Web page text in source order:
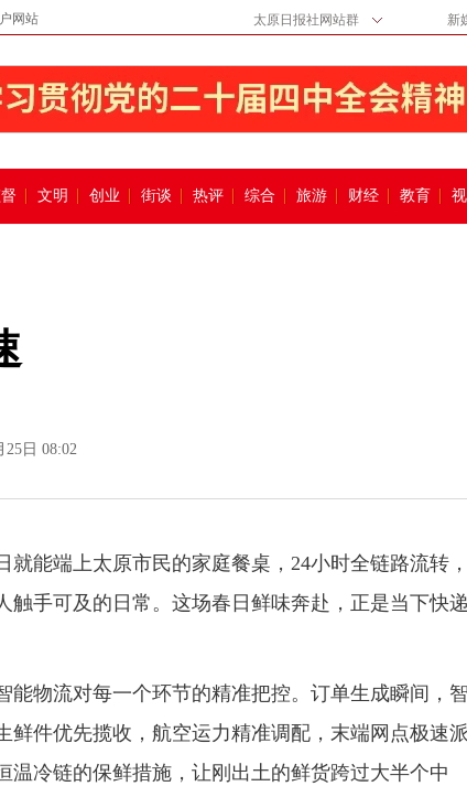
网站 太原日报社网站群 新
文明 创业 街谈 热评 综合 旅游 财经 教育
25日 08:02
能端上太原市民的家庭餐桌，24小时全链路流转，
触手可及的日常。这场春日鲜味奔赴，正是当下快递
物流对每一个环节的精准把控。订单生成瞬间，智
鲜件优先揽收，航空运力精准调配，末端网点极速派
温冷链的保鲜措施，让刚出土的鲜货跨过大半个中